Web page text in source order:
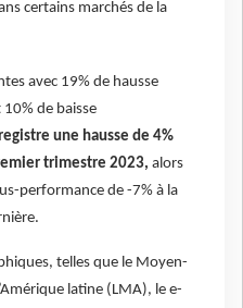
certains marchés de la
avec 19% de hausse
de baisse
une hausse de 4%
trimestre 2023, alors
performance de -7% à la
telles que le Moyen-
latine (LMA), le e-